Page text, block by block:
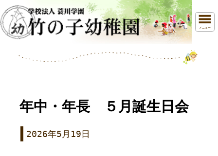
メニュー
年中・年長 ５月誕生日会
2026年5月19日